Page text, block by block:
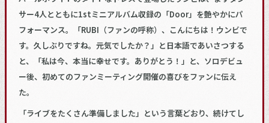
サー4人とともに1stミニアルバム収録の「Door」を艶やかにパ
フォーマンス。「RUBI（ファンの呼称）、こんにちは！ウンビで
す。久しぶりですね。元気でしたか？」と日本語であいさつする
と、「私は今、本当に幸せです。ありがとう！」と、ソロデビュ
ー後、初めてのファンミーティング開催の喜びをファンに伝え
た。
「ライブをたくさん準備しました」という言葉どおり、続けてし